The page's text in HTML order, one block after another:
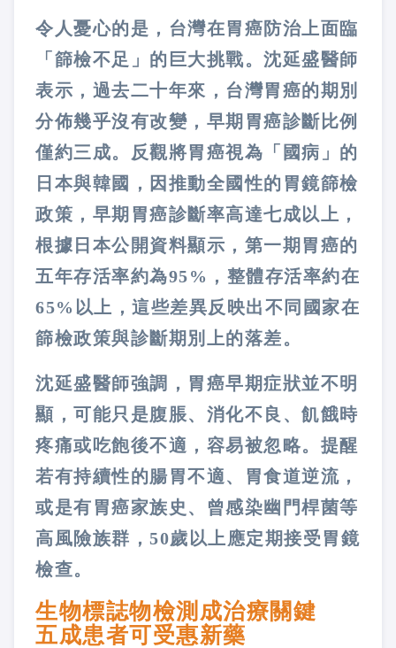
令人憂心的是，台灣在胃癌防治上面臨
「篩檢不足」的巨大挑戰。沈延盛醫師
表示，過去二十年來，台灣胃癌的期別
分佈幾乎沒有改變，早期胃癌診斷比例
僅約三成。反觀將胃癌視為「國病」的
日本與韓國，因推動全國性的胃鏡篩檢
政策，早期胃癌診斷率高達七成以上，
根據日本公開資料顯示，第一期胃癌的
五年存活率約為95%，整體存活率約在
65%以上，這些差異反映出不同國家在
篩檢政策與診斷期別上的落差。
沈延盛醫師強調，胃癌早期症狀並不明
顯，可能只是腹脹、消化不良、飢餓時
疼痛或吃飽後不適，容易被忽略。提醒
若有持續性的腸胃不適、胃食道逆流，
或是有胃癌家族史、曾感染幽門桿菌等
高風險族群，50歲以上應定期接受胃鏡
檢查。
生物標誌物檢測成治療關鍵
五成患者可受惠新藥